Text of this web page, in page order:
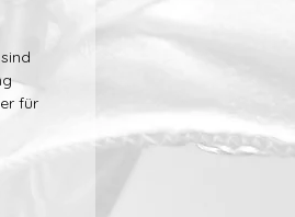
für